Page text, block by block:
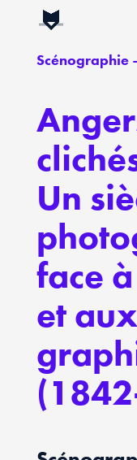
Scénographie
Un
face
et